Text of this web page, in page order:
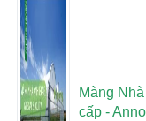
Màng
cấp -